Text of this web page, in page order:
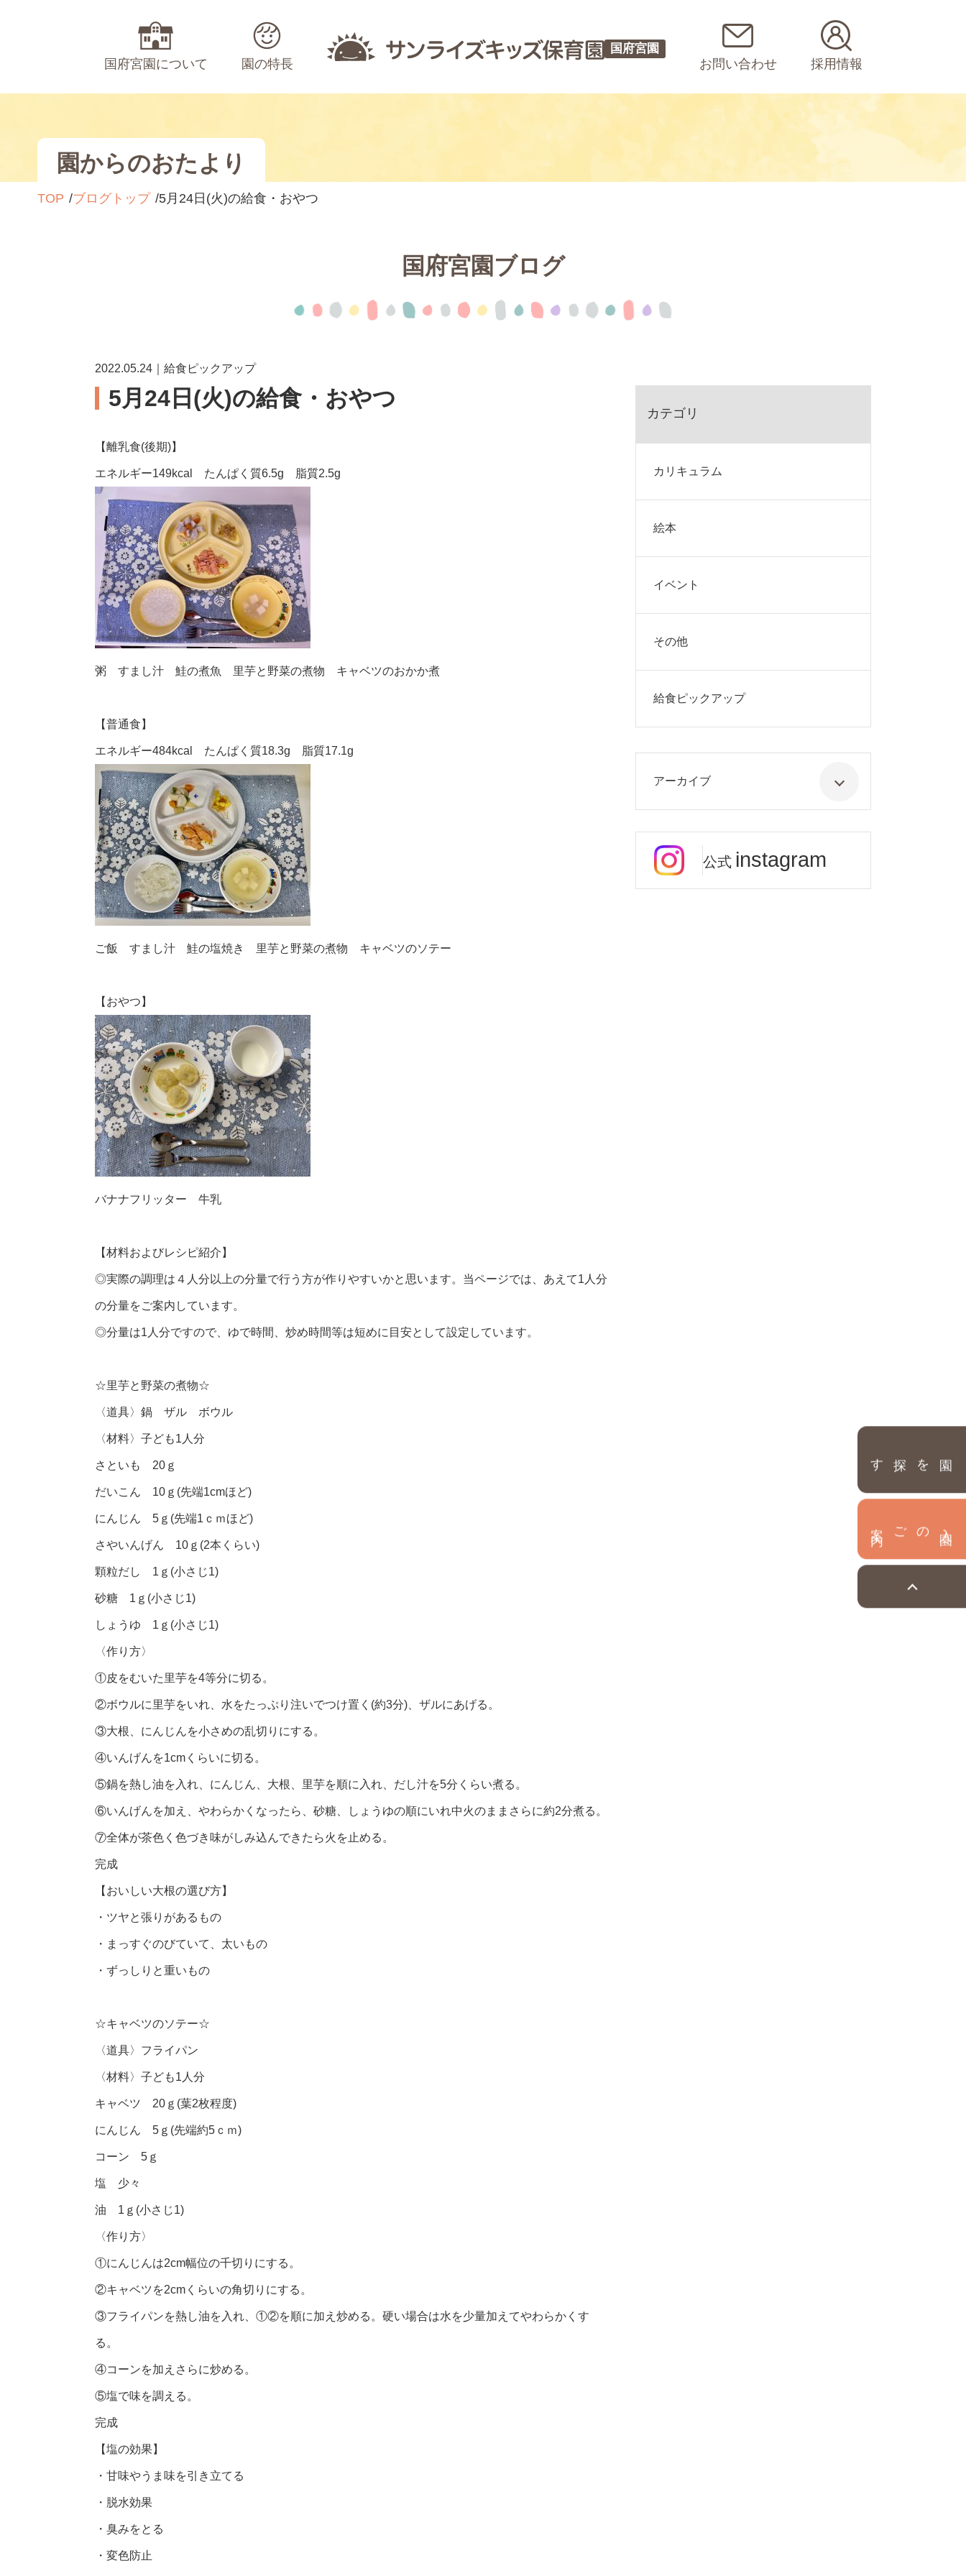
国府宮園について 園の特長
国府宮園
お問い合わせ 採用情報
園を探す
園からのおたより
TOP ブログトップ 5月24日(火)の給食・おやつ
国府宮園ブログ
2022.05.24｜給食ピックアップ
5月24日(火)の給食・おやつ
【離乳食(後期)】
エネルギー149kcal たんぱく質6.5g 脂質2.5g
粥 すまし汁 鮭の煮魚 里芋と野菜の煮物 キャベツのおかか煮
【普通食】
エネルギー484kcal たんぱく質18.3g 脂質17.1g
ご飯 すまし汁 鮭の塩焼き 里芋と野菜の煮物 キャベツのソテー
【おやつ】
バナナフリッター 牛乳
【材料およびレシピ紹介】
◎実際の調理は４人分以上の分量で行う方が作りやすいかと思います。当ページでは、あえて1人分
の分量をご案内しています。
◎分量は1人分ですので、ゆで時間、炒め時間等は短めに目安として設定しています。
☆里芋と野菜の煮物☆
〈道具〉鍋 ザル ボウル
〈材料〉子ども1人分
さといも 20ｇ
だいこん 10ｇ(先端1cmほど)
にんじん 5ｇ(先端1ｃｍほど)
さやいんげん 10ｇ(2本くらい)
顆粒だし 1ｇ(小さじ1)
砂糖 1ｇ(小さじ1)
しょうゆ 1ｇ(小さじ1)
〈作り方〉
①皮をむいた里芋を4等分に切る。
②ボウルに里芋をいれ、水をたっぷり注いでつけ置く(約3分)、ザルにあげる。
③大根、にんじんを小さめの乱切りにする。
④いんげんを1cmくらいに切る。
⑤鍋を熱し油を入れ、にんじん、大根、里芋を順に入れ、だし汁を5分くらい煮る。
⑥いんげんを加え、やわらかくなったら、砂糖、しょうゆの順にいれ中火のままさらに約2分煮る。
⑦全体が茶色く色づき味がしみ込んできたら火を止める。
完成
【おいしい大根の選び方】
・ツヤと張りがあるもの
・まっすぐのびていて、太いもの
・ずっしりと重いもの
☆キャベツのソテー☆
〈道具〉フライパン
〈材料〉子ども1人分
キャベツ 20ｇ(葉2枚程度)
にんじん 5ｇ(先端約5ｃｍ)
コーン 5ｇ
塩 少々
油 1ｇ(小さじ1)
〈作り方〉
①にんじんは2cm幅位の千切りにする。
②キャベツを2cmくらいの角切りにする。
③フライパンを熱し油を入れ、①②を順に加え炒める。硬い場合は水を少量加えてやわらかくす
る。
④コーンを加えさらに炒める。
⑤塩で味を調える。
完成
【塩の効果】
・甘味やうま味を引き立てる
・脱水効果
・臭みをとる
・変色防止
カテゴリ
カリキュラム
絵本
イベント
その他
給食ピックアップ
アーカイブ
公式 instagram